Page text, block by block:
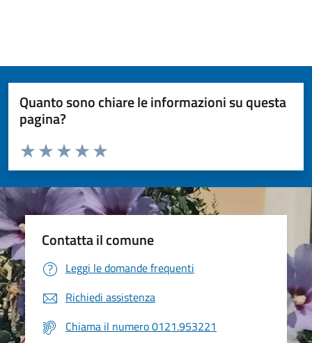
Quanto sono chiare le informazioni su questa
pagina?
Valuta da 1 a 5 stelle la pagina
Valuta 5 stelle su 5
Valuta 4 stelle su 5
Valuta 3 stelle su 5
Valuta 2 stelle su 5
Valuta 1 stelle su 5
Contatta il comune
Leggi le domande frequenti
Richiedi assistenza
Chiama il numero 0121.953221